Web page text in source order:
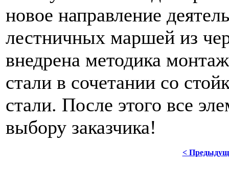
новое направление
лестничных маршей из
внедрена методика
стали в сочетании со
стали. После этого все
выбору заказчика!
<